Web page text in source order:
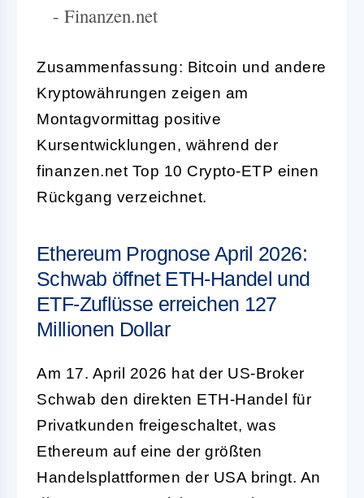
- Finanzen.net
Zusammenfassung: Bitcoin und andere
Kryptowährungen zeigen am
Montagvormittag positive
Kursentwicklungen, während der
finanzen.net Top 10 Crypto-ETP einen
Rückgang verzeichnet.
Ethereum Prognose April 2026:
Schwab öffnet ETH-Handel und
ETF-Zuflüsse erreichen 127
Millionen Dollar
Am 17. April 2026 hat der US-Broker
Schwab den direkten ETH-Handel für
Privatkunden freigeschaltet, was
Ethereum auf eine der größten
Handelsplattformen der USA bringt. An